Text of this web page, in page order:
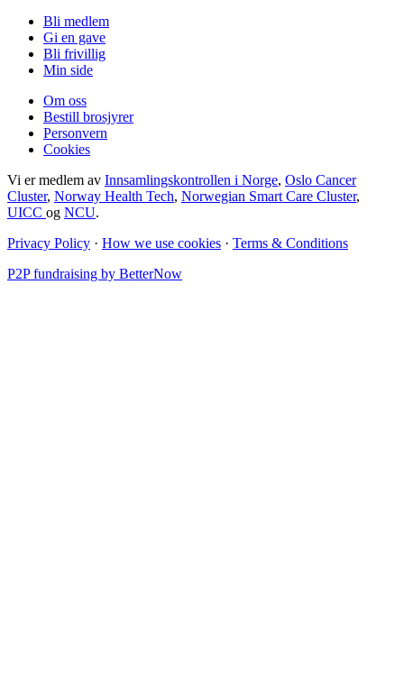
Bli medlem
Gi en gave
Bli frivillig
Min side
Om oss
Bestill brosjyrer
Personvern
Cookies
Vi er medlem av Innsamlingskontrollen i Norge, Oslo Cancer
Cluster, Norway Health Tech, Norwegian Smart Care Cluster,
UICC og NCU.
Privacy Policy · How we use cookies · Terms & Conditions
P2P fundraising by BetterNow